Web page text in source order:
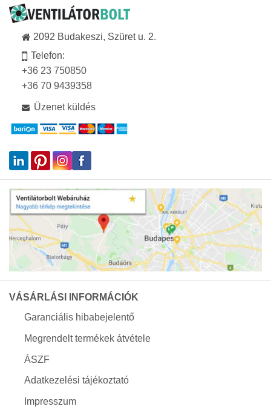
247Ft
2092 Budakeszi, Szüret u. 2.
Telefon:
+36 23 750850
+36 70 9439358
Üzenet küldés
VÁSÁRLÁSI INFORMÁCIÓK
Garanciális hibabejelentő
Megrendelt termékek átvétele
ÁSZF
Adatkezelési tájékoztató
Impresszum